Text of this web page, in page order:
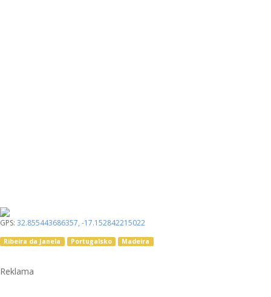
GPS: 32.855443686357, -17.152842215022
Ribeira da Janela Portugalsko Madeira
Reklama